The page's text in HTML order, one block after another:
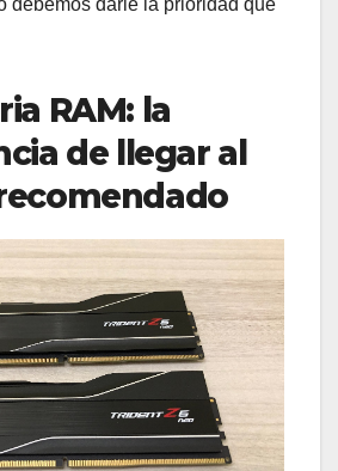
debemos darle la prioridad que
RAM: la
de llegar al